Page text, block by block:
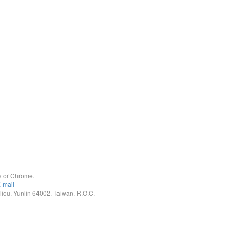
or Chrome.
mail
Yunlin 64002. Taiwan. R.O.C.